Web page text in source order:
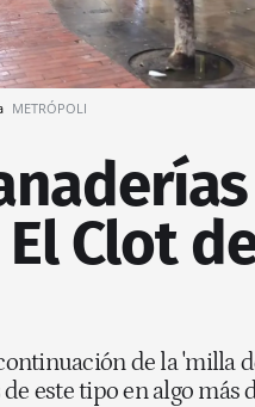
METRÓPOLI
Clot
de la 'milla
este tipo en algo más